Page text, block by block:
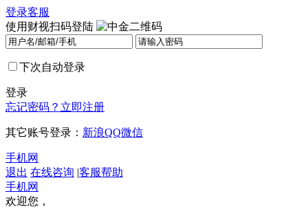
登录客服
使用财视扫码登陆
下次自动登录
登录
忘记密码？ 立即注册
其它账号登录： 新浪QQ微信
手机网
退出 在线咨询 |客服帮助
手机网
欢迎您，